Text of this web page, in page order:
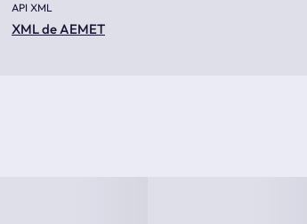
API XML
XML de AEMET